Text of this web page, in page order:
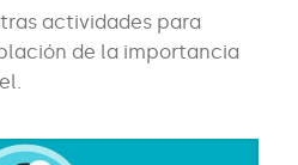
actividades para
de la importancia